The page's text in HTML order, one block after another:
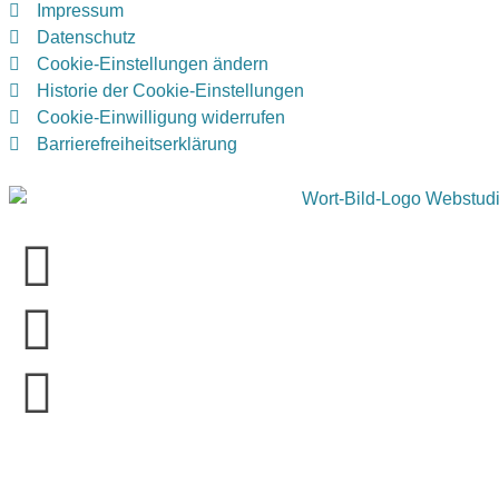
Impressum
Datenschutz
Cookie-Einstellungen ändern
Historie der Cookie-Einstellungen
Cookie-Einwilligung widerrufen
Barrierefreiheitserklärung